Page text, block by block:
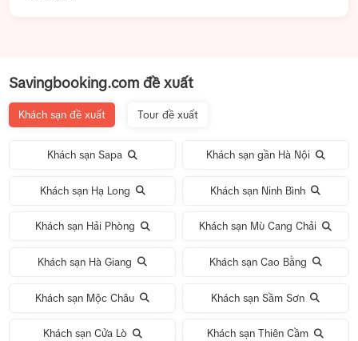
Savingbooking.com đề xuất
Khách sạn đề xuất Tour đề xuất
Khách sạn Sapa Khách sạn gần Hà Nội
Khách sạn Hạ Long Khách sạn Ninh Bình
Khách sạn Hải Phòng Khách sạn Mù Cang Chải
Khách sạn Hà Giang Khách sạn Cao Bằng
Khách sạn Mộc Châu Khách sạn Sầm Sơn
Khách sạn Cửa Lò Khách sạn Thiên Cầm